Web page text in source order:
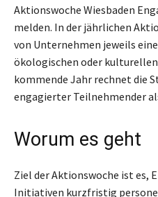
Aktionswoche Wiesbaden
melden. In der jährlichen
von Unternehmen jeweils
ökologischen oder
kommende Jahr rechnet die
engagierter Teilnehmender
Worum es geht
Ziel der Aktionswoche ist es,
Initiativen kurzfristig